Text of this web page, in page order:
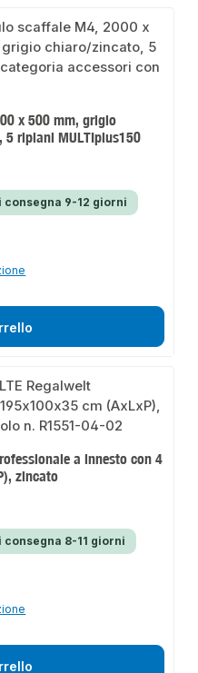
x 500 mm, grigio
5 ripiani MULTIplus150
9-12 giorni
a innesto con 4
zincato
8-11 giorni